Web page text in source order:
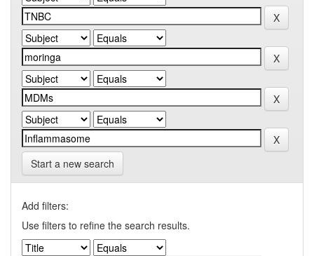
Start a new search
Add filters:
Use filters to refine the search results.